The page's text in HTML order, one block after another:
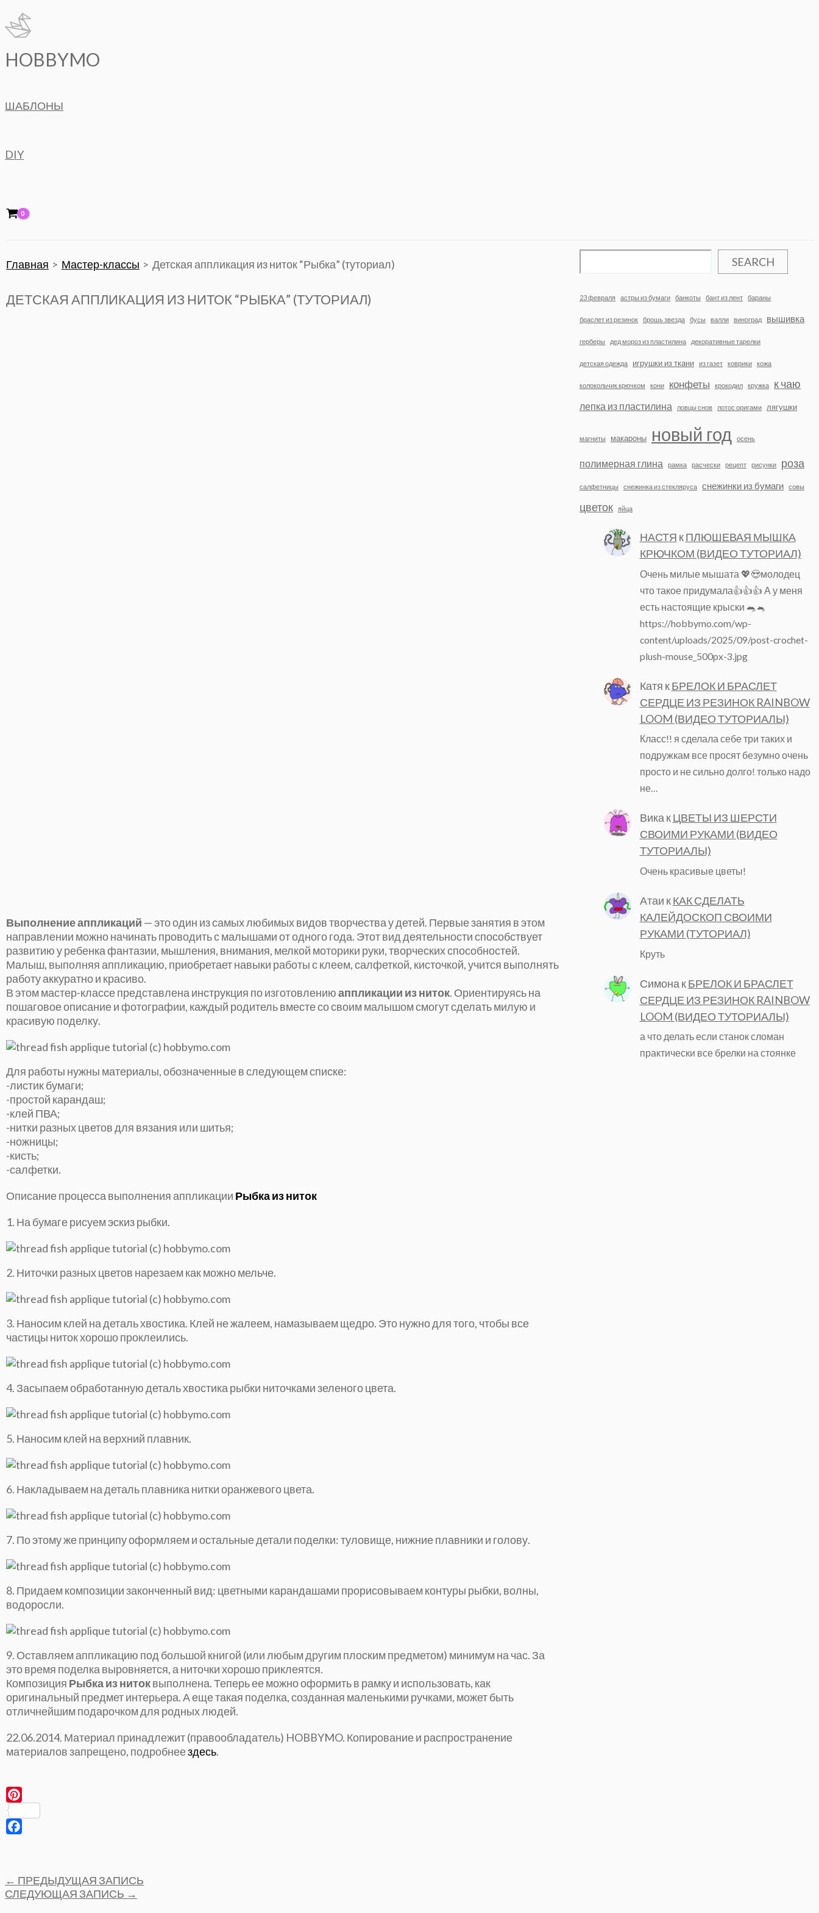
Перейти
к
содержимому
HOBBYMO
ШАБЛОНЫ
DIY
Главная Мастер-классы Детская аппликация из ниток “Рыбка” (туториал)
ДЕТСКАЯ АППЛИКАЦИЯ ИЗ НИТОК “РЫБКА” (ТУТОРИАЛ)
Выполнение аппликаций — это один из самых любимых видов творчества у детей. Первые занятия в этом
направлении можно начинать проводить с малышами от одного года. Этот вид деятельности способствует
развитию у ребенка фантазии, мышления, внимания, мелкой моторики руки, творческих способностей.
Малыш, выполняя аппликацию, приобретает навыки работы с клеем, салфеткой, кисточкой, учится выполнять
работу аккуратно и красиво.
В этом мастер-классе представлена инструкция по изготовлениюаппликации из ниток. Ориентируясь на
пошаговое описание и фотографии, каждый родитель вместе со своим малышом смогут сделать милую и
красивую поделку.
Для работы нужны материалы, обозначенные в следующем списке:
-листик бумаги;
-простой карандаш;
-клей ПВА;
-нитки разных цветов для вязания или шитья;
-ножницы;
-кисть;
-салфетки.
Описание процесса выполнения аппликации Рыбка из ниток
1. На бумаге рисуем эскиз рыбки.
2. Ниточки разных цветов нарезаем как можно мельче.
3. Наносим клей на деталь хвостика. Клей не жалеем, намазываем щедро. Это нужно для того, чтобы все
частицы ниток хорошо проклеились.
4. Засыпаем обработанную деталь хвостика рыбки ниточками зеленого цвета.
5. Наносим клей на верхний плавник.
6. Накладываем на деталь плавника нитки оранжевого цвета.
7. По этому же принципу оформляем и остальные детали поделки: туловище, нижние плавники и голову.
8. Придаем композиции законченный вид: цветными карандашами прорисовываем контуры рыбки, волны,
водоросли.
9. Оставляем аппликацию под большой книгой (или любым другим плоским предметом) минимум на час. За
это время поделка выровняется, а ниточки хорошо приклеятся.
Композиция Рыбка из нитоквыполнена. Теперь ее можно оформить в рамку и использовать, как
оригинальный предмет интерьера. А еще такая поделка, созданная маленькими ручками, может быть
отличнейшим подарочком для родных людей.
22.06.2014. Материал принадлежит (правообладатель) HOBBYMO. Копирование и распространение
материалов запрещено, подробнеездесь.
Post
navigation
← ПРЕДЫДУЩАЯ ЗАПИСЬ
СЛЕДУЮЩАЯ ЗАПИСЬ →
SEARCH
23 февраля астры из бумаги банкоты бант из лент бараны
браслет из резинок брошь звезда бусы валли виноград вышивка
герберы дед мороз из пластилина декоративные тарелки
детская одежда игрушки из ткани из газет коврики кожа
колокольчик крючком кони конфеты крокодил кружка к чаю
лепка из пластилина ловцы снов лотос оригами лягушки
магниты макароны новый год осень
полимерная глина рамка расчески рецепт рисунки роза
салфетницы снежинка из стекляруса снежинки из бумаги совы
цветок яйца
НАСТЯ кПЛЮШЕВАЯ МЫШКА
КРЮЧКОМ (ВИДЕО ТУТОРИАЛ)
Очень милые мышата 💖😍молодец
что такое придумала👍👍👍 А у меня
есть настоящие крыски 🐀🐁
https://hobbymo.com/wp-
content/uploads/2025/09/post-crochet-
plush-mouse_500px-3.jpg
Катя кБРЕЛОК И БРАСЛЕТ
СЕРДЦЕ ИЗ РЕЗИНОК RAINBOW
LOOM (ВИДЕО ТУТОРИАЛЫ)
Класс!! я сделала себе три таких и
подружкам все просят безумно очень
просто и не сильно долго! только надо
не…
ВикакЦВЕТЫ ИЗ ШЕРСТИ
СВОИМИ РУКАМИ (ВИДЕО
ТУТОРИАЛЫ)
Очень красивые цветы!
Атаи кКАК СДЕЛАТЬ
КАЛЕЙДОСКОП СВОИМИ
РУКАМИ (ТУТОРИАЛ)
Круть
Симона кБРЕЛОК И БРАСЛЕТ
СЕРДЦЕ ИЗ РЕЗИНОК RAINBOW
LOOM (ВИДЕО ТУТОРИАЛЫ)
а что делать если станок сломан
практически все брелки на стоянке